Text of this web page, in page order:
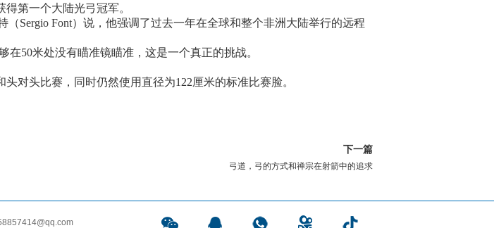
第一个大陆光弓冠军。
Sergio Font）说，他强调了过去一年在全球和整个非洲大陆举行的远程
50米处没有瞄准镜瞄准，这是一个真正的挑战。
对头比赛，同时仍然使用直径为122厘米的标准比赛脸。
下一篇
弓道，弓的方式和禅宗在射箭中的追求